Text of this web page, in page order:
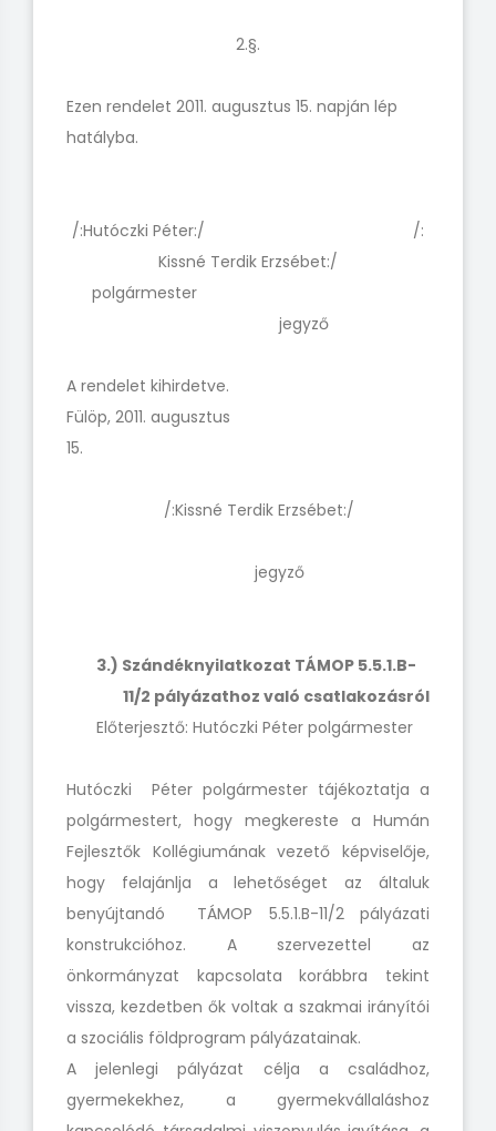
2.§.
Ezen rendelet 2011. augusztus 15. napján lép
hatályba.
/:Hutóczki Péter:/ /:
Kissné Terdik Erzsébet:/
polgármester
jegyző
A rendelet kihirdetve.
Fülöp, 2011. augusztus
15.
/:Kissné Terdik Erzsébet:/
jegyző
3.) Szándéknyilatkozat TÁMOP 5.5.1.B-
11/2 pályázathoz való csatlakozásról
Előterjesztő: Hutóczki Péter polgármester
Hutóczki Péter polgármester tájékoztatja a
polgármestert, hogy megkereste a Humán
Fejlesztők Kollégiumának vezető képviselője,
hogy felajánlja a lehetőséget az általuk
benyújtandó TÁMOP 5.5.1.B-11/2 pályázati
konstrukcióhoz. A szervezettel az
önkormányzat kapcsolata korábbra tekint
vissza, kezdetben ők voltak a szakmai irányítói
a szociális földprogram pályázatainak.
A jelenlegi pályázat célja a családhoz,
gyermekekhez, a gyermekvállaláshoz